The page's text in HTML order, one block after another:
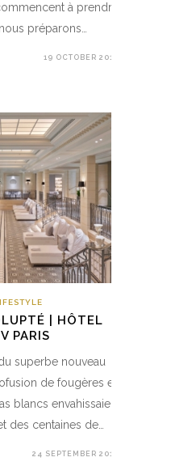
à prendre
préparons…
19 OCTOBER 2018
| HÔTEL
PARIS
superbe nouveau
de fougères et
blancs envahissaient
des centaines de…
24 SEPTEMBER 2018